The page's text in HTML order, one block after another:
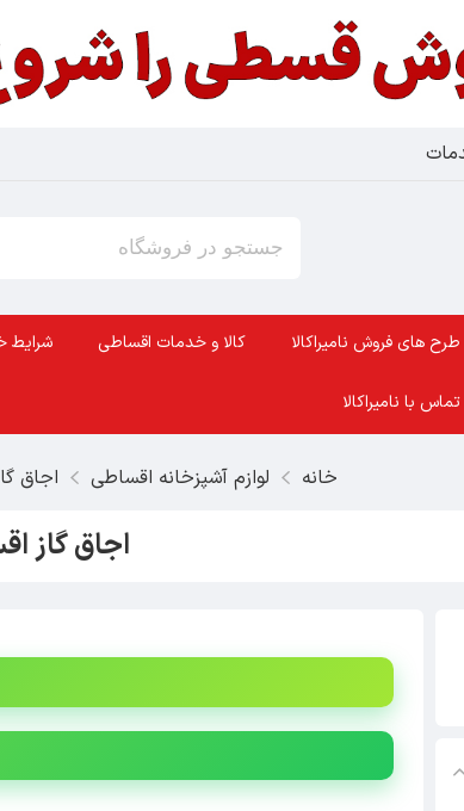
طرح های فروش نامیراکالا کالا و خدمات اقساطی شرایط
تماس با نامیراکالا
خانه لوازم آشپزخانه اقساطی اجاق
اجاق گاز